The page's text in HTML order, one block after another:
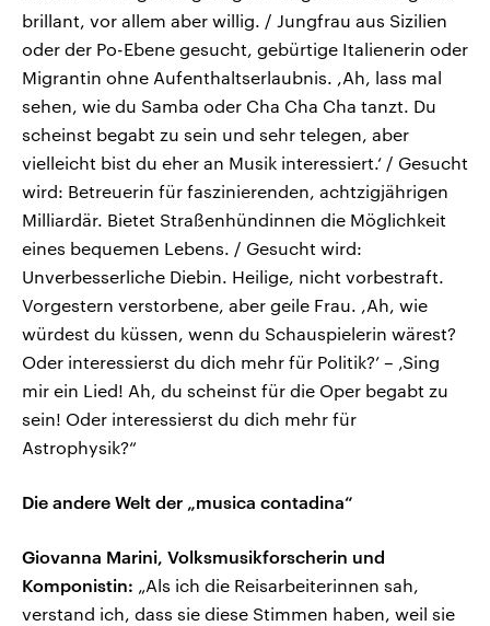
brillant, vor allem aber willig. / Jungfrau aus Sizilien
oder der Po-Ebene gesucht, gebürtige Italienerin oder
Migrantin ohne Aufenthaltserlaubnis. ,Ah, lass mal
sehen, wie du Samba oder Cha Cha Cha tanzt. Du
scheinst begabt zu sein und sehr telegen, aber
vielleicht bist du eher an Musik interessiert.‘ / Gesucht
wird: Betreuerin für faszinierenden, achtzigjährigen
Milliardär. Bietet Straßenhündinnen die Möglichkeit
eines bequemen Lebens. / Gesucht wird:
Unverbesserliche Diebin. Heilige, nicht vorbestraft.
Vorgestern verstorbene, aber geile Frau. ,Ah, wie
würdest du küssen, wenn du Schauspielerin wärest?
Oder interessierst du dich mehr für Politik?’ – ‚Sing
mir ein Lied! Ah, du scheinst für die Oper begabt zu
sein! Oder interessierst du dich mehr für
Astrophysik?“
Die andere Welt der „musica contadina“
Giovanna Marini, Volksmusikforscherin und
Komponistin: „Als ich die Reisarbeiterinnen sah,
verstand ich, dass sie diese Stimmen haben, weil sie